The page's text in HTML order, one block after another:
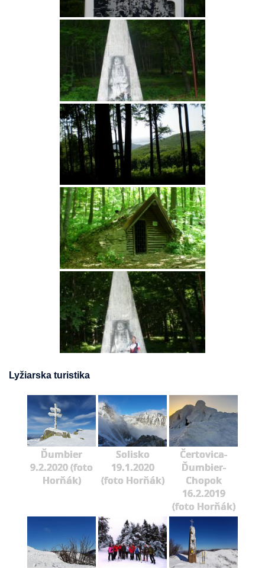
Lyžiarska turistika
Ďumbier
9.2.2020 (foto
Horňák)
Solisko
19.1.2020
(foto Horňák)
Čertovica-
Ďumbier-
Chopok
16.2.2019
(foto Horňák)